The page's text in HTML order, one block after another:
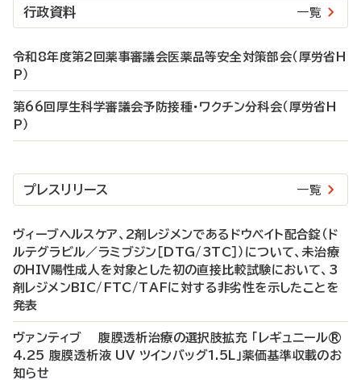
行政資料 一覧
令和8年度第2回薬事審議会医薬品等安全対策部会（厚労省H
P）
第66回厚生科学審議会予防接種・ワクチン分科会（厚労省H
P）
プレスリリース 一覧
ヴィーブヘルスケア、2剤レジメンであるドウベイト配合錠（ド
ルテグラビル／ラミブジン［DTG/3TC］）について、未治療
のHIV陽性成人を対象とした初の直接比較試験において、3
剤レジメンBIC/FTC/TAFに対する非劣性を示したことを
発表
ヴァンティブ 腹膜透析治療の選択肢拡充 「レギュニール®
4.25 腹膜透析液 UV ツインバッグ1.5L」薬価基準収載のお
知らせ